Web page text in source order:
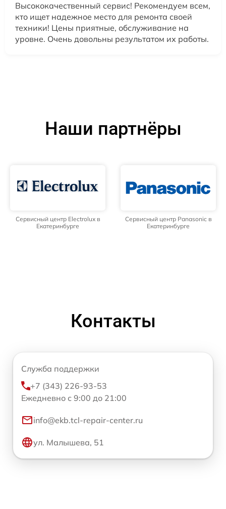
Высококачественный сервис! Рекомендуем всем,
кто ищет надежное место для ремонта своей
техники! Цены приятные, обслуживание на
уровне. Очень довольны результатом их работы.
Наши партнёры
Сервисный центр Electrolux в
Екатеринбурге
Сервисный центр Panasonic в
Екатеринбурге
Контакты
Служба поддержки
+7 (343) 226-93-53
Ежедневно с 9:00 до 21:00
info@ekb.tcl-repair-center.ru
ул. Малышева, 51